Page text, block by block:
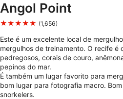
Angol Point
★★★★★ (1,656)
Este é um excelente local de
mergulhos de treinamento. O recife é
pedregosos, corais de couro,
pepinos do mar.
É também um lugar favorito para
bom lugar para fotografia macro.
snorkelers.